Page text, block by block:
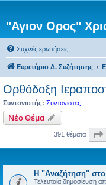
"Αγιον Ορος"
Συχνές ερωτήσεις
Ευρετήριο Δ. Συζήτησης
Ορθόδοξη
Συντονιστής: Συντονιστές
Νέο Θέμα
391 θέματα
Η "Αναζήτηση"
Τελευταία δημοσίευση